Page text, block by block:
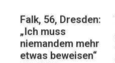
Falk, 56, Dresden:
„Ich muss
niemandem mehr
etwas beweisen“